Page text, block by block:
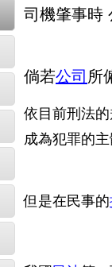
司機肇事時
倘若公司所
依目前刑法
成為犯罪的
但是在民事的